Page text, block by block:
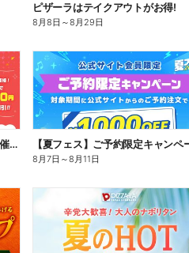
ピザーラはテイクアウトがお得!
8月8日 ～8月29日
8/11まで!【夏フェス】肉フェス開催中! 【夏フェス】ご予約限定キャンペ
8月7日 ～8月11日